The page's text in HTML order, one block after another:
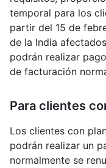
temporal para los
partir del 15 de
de la India
podrán realizar
de facturación
Para clientes
Los clientes con
podrán realizar un
normalmente se